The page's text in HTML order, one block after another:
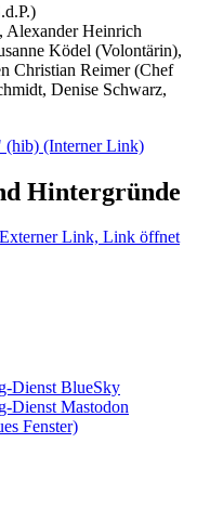
Alexander Heinrich
Ködel (Volontärin),
Christian Reimer (Chef
Denise Schwarz,
(hib) (Interner Link)
Hintergründe
Link, Link öffnet
Dienst BlueSky
Dienst Mastodon
Fenster)